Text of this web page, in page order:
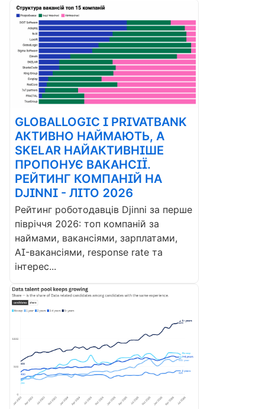
GLOBALLOGIC І PRIVATBANK
АКТИВНО НАЙМАЮТЬ, А
SKELAR НАЙАКТИВНІШЕ
ПРОПОНУЄ ВАКАНСІЇ.
РЕЙТИНГ КОМПАНІЙ НА
DJINNI - ЛІТО 2026
Рейтинг роботодавців Djinni за перше
півріччя 2026: топ компаній за
наймами, вакансіями, зарплатами,
AI-вакансіями, response rate та
інтерес...